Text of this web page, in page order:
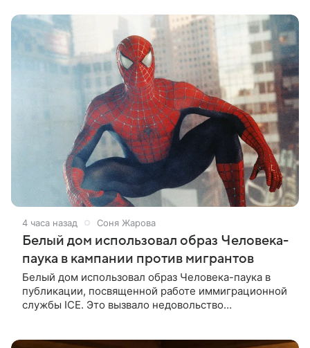
4 часа назад Соня Жарова
Белый дом использовал образ Человека-
паука в кампании против мигрантов
Белый дом использовал образ Человека-паука в
публикации, посвященной работе иммиграционной
службы ICE. Это вызвало недовольство